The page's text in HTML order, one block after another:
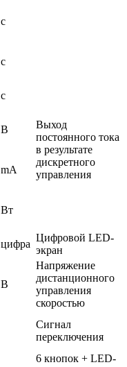
с
с
с
В
Выход
постоянного тока
в результате
дискретного
управления
mA
Вт
цифра
Цифровой LED-
экран
В
Напряжение
дистанционного
управления
скоростью
Сигнал
переключения
6 кнопок + LED-